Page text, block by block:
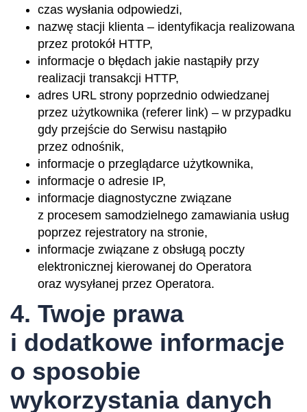
czas wysłania odpowiedzi,
nazwę stacji klienta – identyfikacja realizowana
przez protokół HTTP,
informacje o błędach jakie nastąpiły przy
realizacji transakcji HTTP,
adres URL strony poprzednio odwiedzanej
przez użytkownika (referer link) – w przypadku
gdy przejście do Serwisu nastąpiło
przez odnośnik,
informacje o przeglądarce użytkownika,
informacje o adresie IP,
informacje diagnostyczne związane
z procesem samodzielnego zamawiania usług
poprzez rejestratory na stronie,
informacje związane z obsługą poczty
elektronicznej kierowanej do Operatora
oraz wysyłanej przez Operatora.
4. Twoje prawa
i dodatkowe informacje
o sposobie
wykorzystania danych